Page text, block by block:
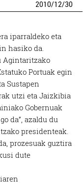
2010/12/30
iparraldeko eta
hasiko da.
Agintaritzako
Portuak egin
Sustapen
utzi eta Jaizkibia
Gobernuak
da”, azaldu du
presidenteak.
prozesuak guztira
dute